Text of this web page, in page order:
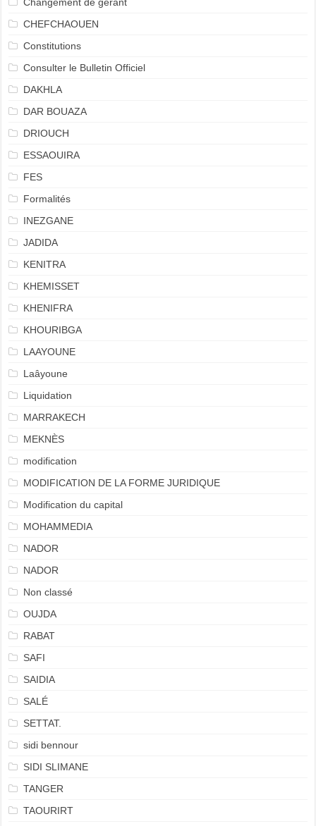
CHEFCHAOUEN
Constitutions
Consulter le Bulletin Officiel
DAKHLA
DAR BOUAZA
DRIOUCH
ESSAOUIRA
FES
Formalités
INEZGANE
JADIDA
KENITRA
KHEMISSET
KHENIFRA
KHOURIBGA
LAAYOUNE
Laâyoune
Liquidation
MARRAKECH
MEKNÈS
modification
MODIFICATION DE LA FORME JURIDIQUE
Modification du capital
MOHAMMEDIA
NADOR
NADOR
Non classé
OUJDA
RABAT
SAFI
SAIDIA
SALÉ
SETTAT.
sidi bennour
SIDI SLIMANE
TANGER
TAOURIRT